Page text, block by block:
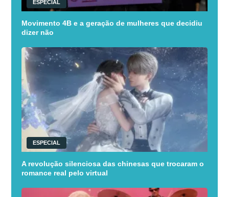
ESPECIAL
Movimento 4B e a geração de mulheres que decidiu
dizer não
ESPECIAL
A revolução silenciosa das chinesas que trocaram o
romance real pelo virtual